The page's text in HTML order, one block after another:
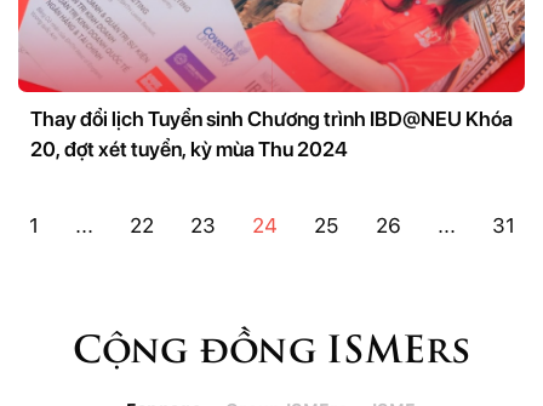
Thay đổi lịch Tuyển sinh Chương trình IBD@NEU Khóa
20, đợt xét tuyển, kỳ mùa Thu 2024
1 ... 22 23 24 25 26 ... 31
Cộng đồng ISMErs